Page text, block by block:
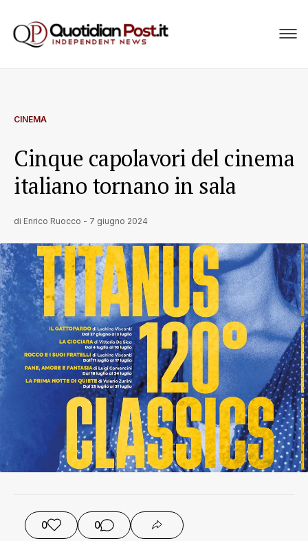
CINEMA
Cinque capolavori del cinema
italiano tornano in sala
di Enrico Ruocco - 7 giugno 2024
0 0